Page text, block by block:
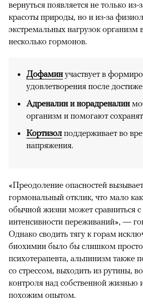
вернуться появляется не только
красоты природы, но и из-за
экстремальных нагрузок организм
несколько гормонов.
Дофаминучаствует в
удовлетворения после
Адреналин и норадреналин
организм и помогают
Кортизол поддерживает во
напряжения.
«Преодоление опасностей
гормональный отклик, что мало
обычной жизни может сравниться
интенсивности переживаний», —
Однако сводить тягу к горам
биохимии было бы слишком
психотерапевта, альпинизм также
со стрессом, выходить из рутины,
контроля над собственной жизнью
похожим опытом.